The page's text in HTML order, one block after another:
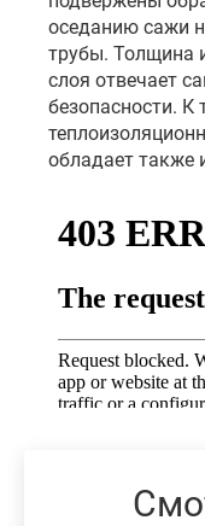
оседанию сажи
трубы. Толщина
слоя отвечает
безопасности.
обладает также